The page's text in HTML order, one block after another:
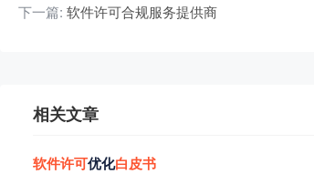
下一篇: 软件许可合规服务提供商
相关文章
软件许可优化白皮书